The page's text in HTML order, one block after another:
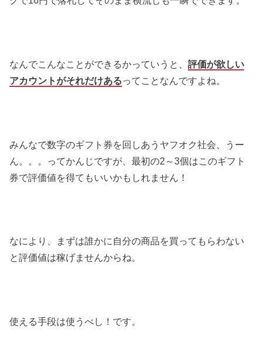
なんでこんなことができるかっていうと、評価が欲しい
アカウントがそれだけあるってことなんですよね。
みんなで数字のギフト券を回しあうヤフオク社会、うー
ん。。。ってかんじですが、最初の2～3個はこのギフト
券で評価値を得てもいいかもしれません！
なにより、まずは誰かに自分の商品を買ってもらわない
と評価値は稼げませんからね。
使える手段は使うべし！です。